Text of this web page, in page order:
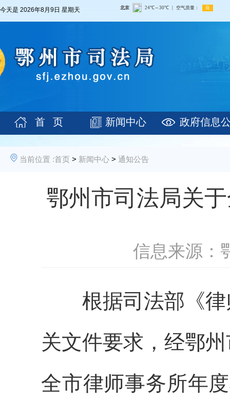
今天是 2026年8月9日 星期天
首 页 新闻中心 政府信息
当前位置 :首页 > 新闻中心 > 通知公告
鄂州市司法局关
信息来源：
根据司法部《
关文件要求，经鄂
全市律师事务所年